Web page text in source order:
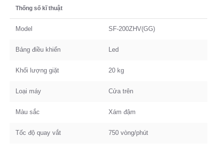
Thống số kĩ thuật
Model SF-200ZHV(GG)
Bảng điều khiển Led
Khối lượng giặt 20 kg
Loại máy Cửa trên
Màu sắc Xám đậm
Tốc độ quay vắt 750 vòng/phút